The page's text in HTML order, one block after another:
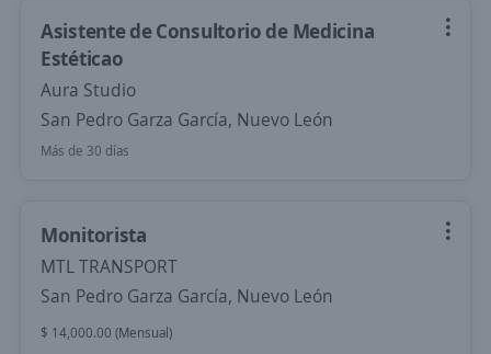
Asistente de Consultorio de Medicina
Estéticao
Aura Studio
San Pedro Garza García, Nuevo León
Más de 30 días
Monitorista
MTL TRANSPORT
San Pedro Garza García, Nuevo León
$ 14,000.00 (Mensual)